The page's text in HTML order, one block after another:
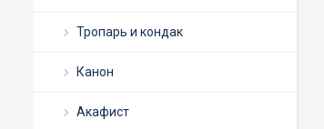
Тропарь и кондак
Канон
Акафист